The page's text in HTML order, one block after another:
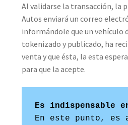
Al validarse la transacción, la
Autos enviará un correo
informándole que un vehículo
tokenizado y publicado, ha
venta y que ésta, la esta
para que la acepte.
Es indispensable
En este punto, es